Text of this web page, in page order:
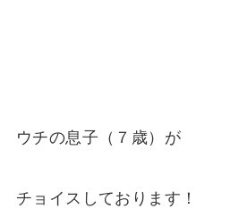
ウチの息子（７歳）が
チョイスしております！